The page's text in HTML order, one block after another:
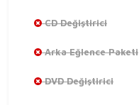
CD Değiştirici
Arka Eğlence Paketi
DVD Değiştirici